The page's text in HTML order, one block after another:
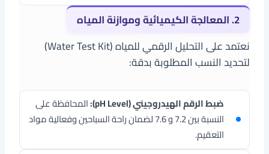
2. المعالجة الكيميائية وموازنة المياه
نعتمد على التحليل الرقمي للمياه (Water Test Kit)
لتحديد النسب المطلوبة بدقة:
ضبط الرقم الهيدروجيني (pH Level):
المحافظة على
النسبة بين 7.2 و 7.6 لضمان راحة السباحين وفعالية مواد
التعقيم.